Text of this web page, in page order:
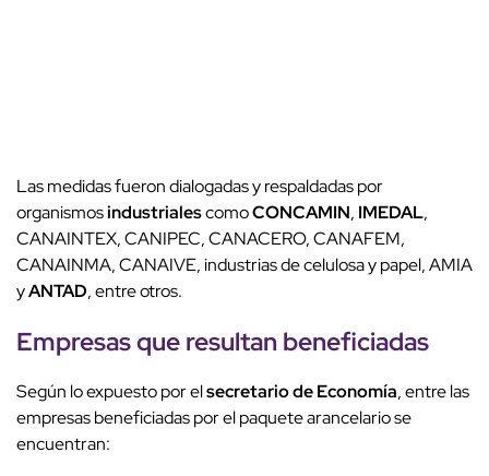
Las medidas fueron dialogadas y respaldadas por
organismosindustrialescomoCONCAMIN, IMEDAL,
CANAINTEX, CANIPEC, CANACERO, CANAFEM,
CANAINMA, CANAIVE, industrias de celulosa y papel, AMIA
yANTAD, entre otros.
Empresas que resultan beneficiadas
Según lo expuesto por elsecretario de Economía, entre las
empresas beneficiadas por el paquete arancelario se
encuentran: